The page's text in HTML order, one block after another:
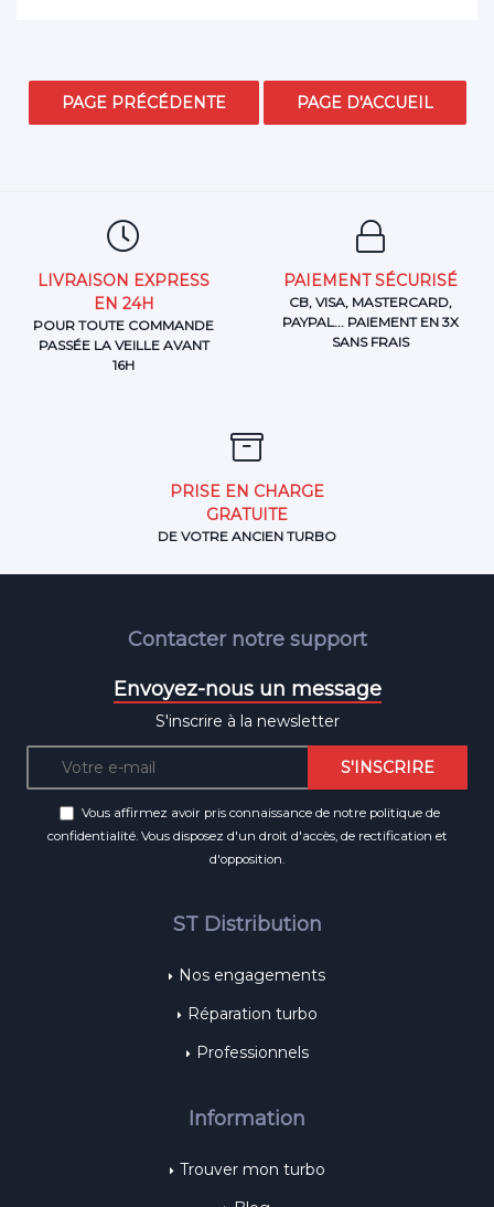
LIVRAISON EXPRESS
EN 24H
POUR TOUTE COMMANDE
PASSÉE LA VEILLE AVANT
16H
PAIEMENT SÉCURISÉ
CB, VISA, MASTERCARD,
PAYPAL... PAIEMENT EN 3X
SANS FRAIS
PRISE EN CHARGE
GRATUITE
DE VOTRE ANCIEN TURBO
Contacter notre support
Envoyez-nous un message
S'inscrire à la newsletter
Vous affirmez avoir pris connaissance de notre politique de
confidentialité. Vous disposez d'un droit d'accès, de rectification et
d'opposition.
ST Distribution
Nos engagements
Réparation turbo
Professionnels
Information
Trouver mon turbo